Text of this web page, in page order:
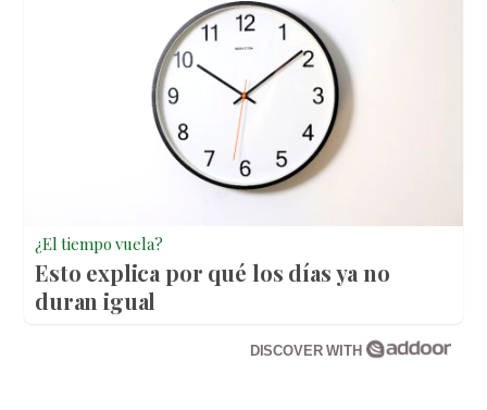
¿El tiempo vuela?
Esto explica por qué los días ya no
duran igual
DISCOVER WITH